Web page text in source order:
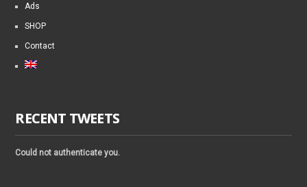
Ads
SHOP
Contact
RECENT TWEETS
Could not authenticate you.